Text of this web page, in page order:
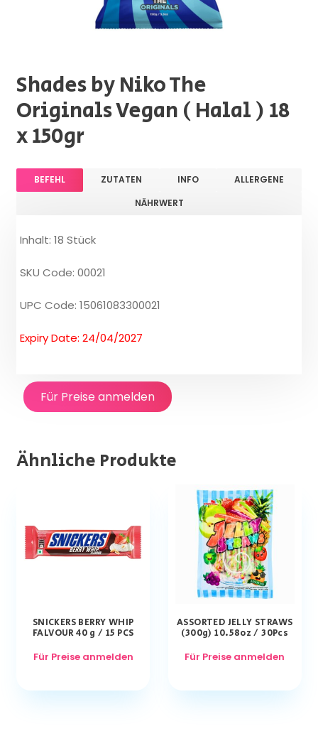
Shades by Niko The
Originals Vegan ( Halal ) 18
x 150gr
BEFEHL ZUTATEN INFO
ALLERGENE
NÄHRWERT
Inhalt: 18 Stück
SKU Code: 00021
UPC Code: 15061083300021
Expiry Date: 24/04/2027
Für Preise anmelden
Ähnliche Produkte
SNICKERS BERRY WHIP
FALVOUR 40 g / 15 PCS
Für Preise anmelden
ASSORTED JELLY STRAWS
(300g) 10.58oz / 30Pcs
Für Preise anmelden